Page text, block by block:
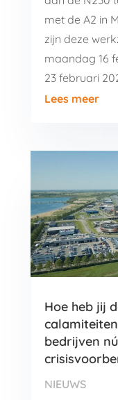
met de A2 in
zijn deze
maandag 16
23 februari
Lees meer
Hoe heb jij
bedrijven
NIEUWS